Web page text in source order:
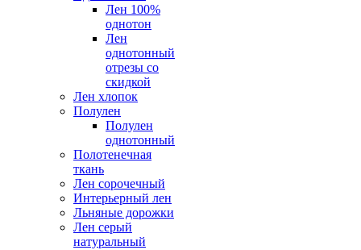
Лен 100%
однотон
Лен
однотонный
отрезы со
скидкой
Лен хлопок
Полулен
Полулен
однотонный
Полотенечная
ткань
Лен сорочечный
Интерьерный лен
Льняные дорожки
Лен серый
натуральный